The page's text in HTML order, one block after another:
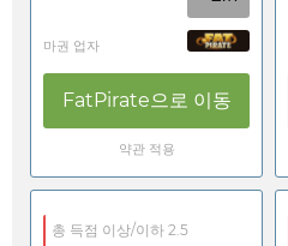
마권 업자
FatPirate으로 이동
약관 적용
총 득점 이상/이하 2.5